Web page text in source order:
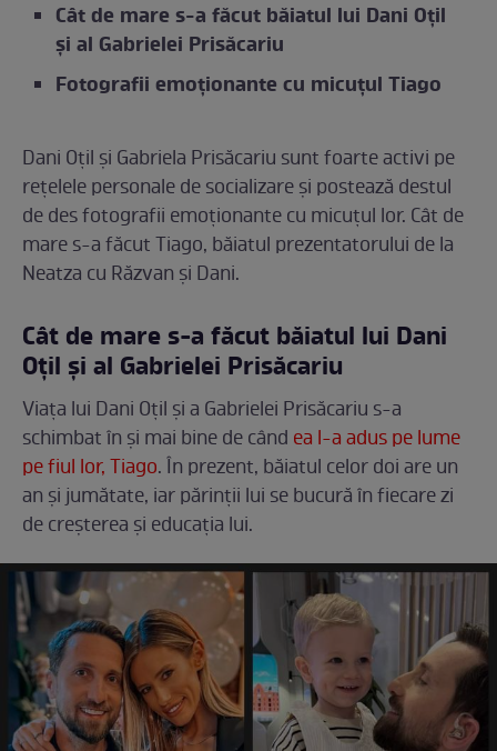
Cât de mare s-a făcut băiatul lui Dani Oțil
și al Gabrielei Prisăcariu
Fotografii emoționante cu micuțul Tiago
Dani Oțil și Gabriela Prisăcariu sunt foarte activi pe
rețelele personale de socializare și postează destul
de des fotografii emoționante cu micuțul lor. Cât de
mare s-a făcut Tiago, băiatul prezentatorului de la
Neatza cu Răzvan și Dani.
Cât de mare s-a făcut băiatul lui Dani
Oțil și al Gabrielei Prisăcariu
Viața lui Dani Oțil și a Gabrielei Prisăcariu s-a
schimbat în și mai bine de când ea l-a adus pe lume
pe fiul lor, Tiago. În prezent, băiatul celor doi are un
an și jumătate, iar părinții lui se bucură în fiecare zi
de creșterea și educația lui.